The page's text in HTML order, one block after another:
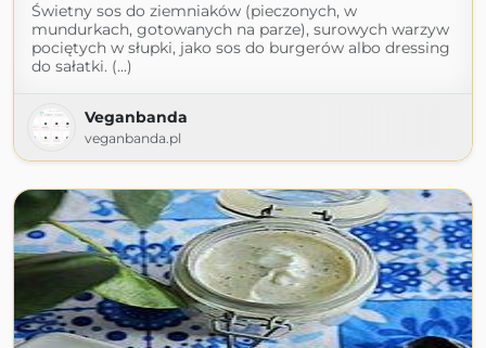
Świetny sos do ziemniaków (pieczonych, w
mundurkach, gotowanych na parze), surowych warzyw
pociętych w słupki, jako sos do burgerów albo dressing
do sałatki. (...)
Veganbanda
veganbanda.pl